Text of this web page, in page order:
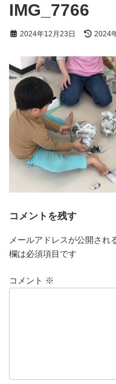
IMG_7766
2024年12月23日
最
新
日
2024
コメントを残す
メールアドレスが公開され
欄は必須項目です
コメント ※